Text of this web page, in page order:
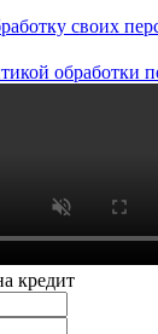
своих
обработки
кредит